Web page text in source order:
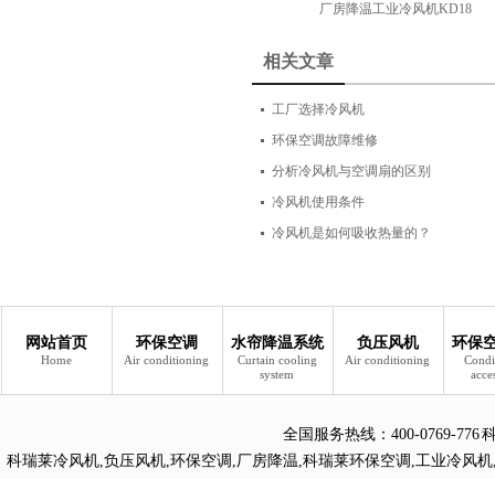
厂房降温工业冷风机KD18
相关文章
工厂选择冷风机
环保空调故障维修
分析冷风机与空调扇的区别
冷风机使用条件
冷风机是如何吸收热量的？
网站首页
Home
环保空调
Air conditioning
水帘降温系统
Curtain cooling
system
负压风机
Air conditioning
环保
全国服务热线： 400-0769-776
科瑞莱冷风机,负压风机,环保空调 ,厂房降温,科瑞莱环保空调 ,工业冷风机